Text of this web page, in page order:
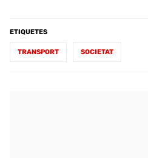
ETIQUETES
TRANSPORT SOCIETAT